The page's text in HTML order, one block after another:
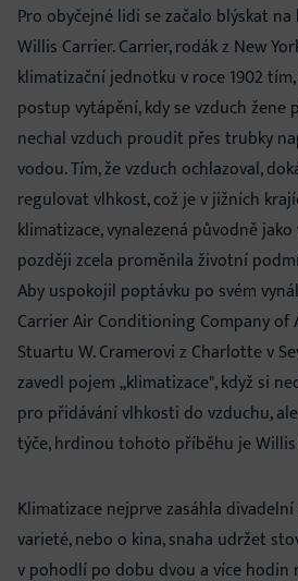
Pro obyčejné lidi se začalo blýskat na
Willis Carrier. Carrier, rodák z New
klimatizační jednotku v roce 1902
postup vytápění, kdy se vzduch žene
nechal vzduch proudit přes trubky
vodou. Tím, že vzduch ochlazoval,
regulovat vlhkost, což je v jižních
klimatizace, vynalezená původně
později zcela proměnila životní
Aby uspokojil poptávku po svém
Carrier Air Conditioning Company of
Stuartu W. Cramerovi z Charlotte v
zavedl pojem „klimatizace", když si
pro přidávání vlhkosti do vzduchu,
týče, hrdinou tohoto příběhu je
Klimatizace nejprve zasáhla
varieté, nebo o kina, snaha udržet
v pohodlí po dobu dvou a více